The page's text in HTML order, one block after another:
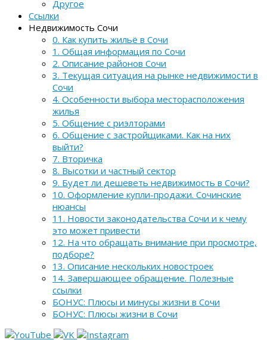
Другое
Ссылки
Недвижимость Сочи
0. Как купить жильё в Сочи
1. Общая информация по Сочи
2. Описание районов Сочи
3. Текущая ситуация на рынке недвижимости в
Сочи
4. Особенности выбора месторасположения
жилья
5. Общение с риэлторами
6. Общение с застройщиками. Как на них
выйти?
7. Вторичка
8. Высотки и частный сектор
9. Будет ли дешеветь недвижимость в Сочи?
10. Оформление купли-продажи. Сочинские
нюансы
11. Новости законодательства Сочи и к чему
это может привести
12. На что обращать внимание при просмотре,
подборе?
13. Описание нескольких новостроек
14. Завершающее обращение. Полезные
ссылки
БОНУС: Плюсы и минусы жизни в Сочи
БОНУС: Плюсы жизни в Сочи